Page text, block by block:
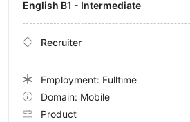
English B1 - Intermediate
Recruiter
Employment: Fulltime
Domain: Mobile
Product